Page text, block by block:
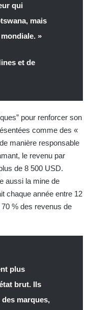
qui
mais
»
et de
pour renforcer son
comme des «
manière responsable
le revenu par
de 8 500 USD.
aussi la mine de
chaque année entre 12
% des revenus de
plus
brut. Ils
marques,